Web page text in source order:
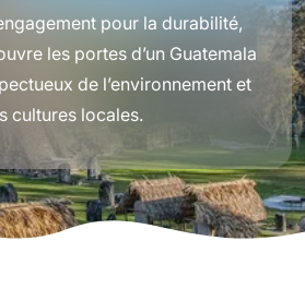
pour la durabilité,
les portes d’un Guatemala
de l’environnement et
cultures locales.